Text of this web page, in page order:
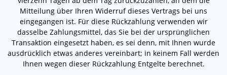
Mitteilung über Ihren Widerruf dieses Vertrags bei uns
eingegangen ist. Für diese Rückzahlung verwenden wir
dasselbe Zahlungsmittel, das Sie bei der ursprünglichen
Transaktion eingesetzt haben, es sei denn, mit Ihnen wurde
ausdrücklich etwas anderes vereinbart; in keinem Fall werden
Ihnen wegen dieser Rückzahlung Entgelte berechnet.